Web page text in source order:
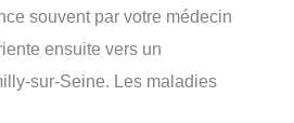
souvent par votre médecin
ensuite vers un
sur-Seine. Les maladies